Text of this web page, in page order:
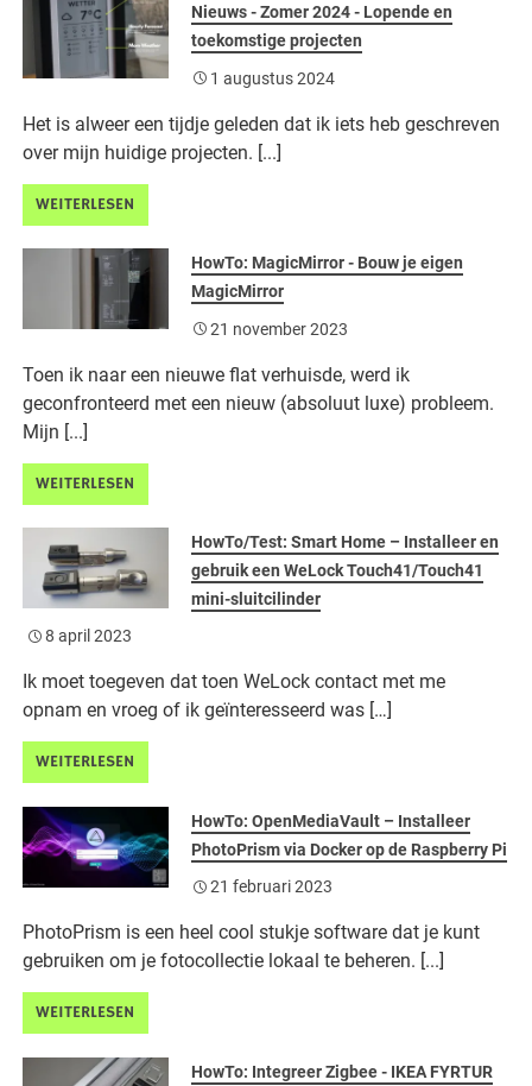
Nieuws - Zomer 2024 - Lopende en
toekomstige projecten
1 augustus 2024
Het is alweer een tijdje geleden dat ik iets heb geschreven
over mijn huidige projecten. [...]
WEITERLESEN
HowTo: MagicMirror - Bouw je eigen
MagicMirror
21 november 2023
Toen ik naar een nieuwe flat verhuisde, werd ik
geconfronteerd met een nieuw (absoluut luxe) probleem.
Mijn [...]
WEITERLESEN
HowTo/Test: Smart Home – Installeer en
gebruik een WeLock Touch41/Touch41
mini-sluitcilinder
8 april 2023
Ik moet toegeven dat toen WeLock contact met me
opnam en vroeg of ik geïnteresseerd was […]
WEITERLESEN
HowTo: OpenMediaVault – Installeer
PhotoPrism via Docker op de Raspberry Pi
21 februari 2023
PhotoPrism is een heel cool stukje software dat je kunt
gebruiken om je fotocollectie lokaal te beheren. [...]
WEITERLESEN
HowTo: Integreer Zigbee - IKEA FYRTUR